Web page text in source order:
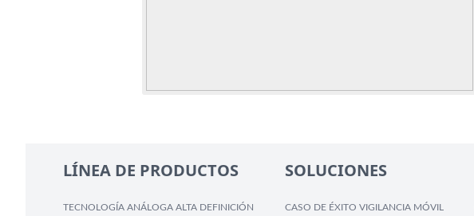
LÍNEA DE PRODUCTOS
TECNOLOGÍA ANÁLOGA ALTA DEFINICIÓN
SOLUCIONES
CASO DE ÉXITO VIGILANCIA MÓVIL